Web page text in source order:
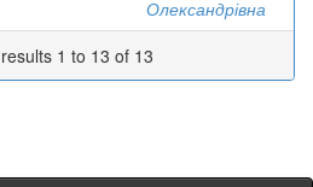
Олександрівна
1 to 13 of 13